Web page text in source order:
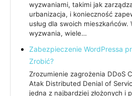
wyzwaniami, takimi jak
urbanizacja, i konieczność
usług dla swoich
wyzwania, wiele…
Zabezpieczenie WordPressa
Zrobić?
Zrozumienie zagrożenia DDoS
Atak Distributed Denial of
jedna z najbardziej złożonych i